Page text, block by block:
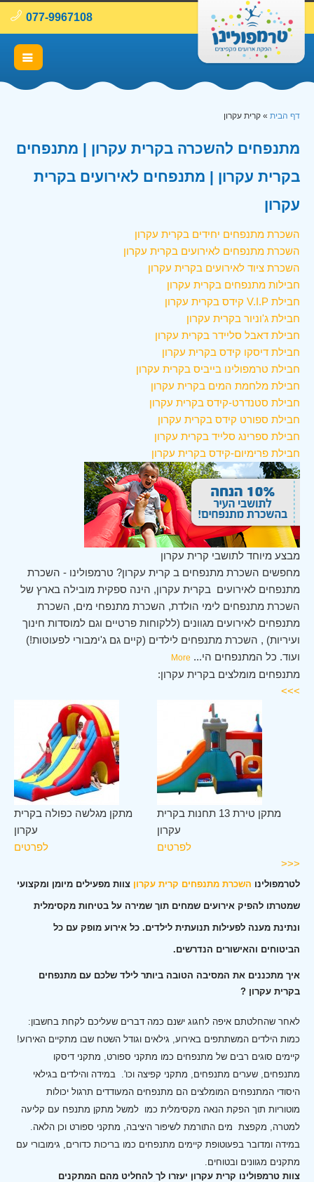
077-9967108
דף הבית » קרית עקרון
מתנפחים להשכרה בקרית עקרון | מתנפחים
בקרית עקרון | מתנפחים לאירועים בקרית
עקרון
השכרת מתנפחים יחידים בקרית עקרון
השכרת מתנפחים לאירועים בקרית עקרון
השכרת ציוד לאירועים בקרית עקרון
חבילות מתנפחים בקרית עקרון
חבילת V.I.P קידס בקרית עקרון
חבילת ג'וניור בקרית עקרון
חבילת דאבל סליידר בקרית עקרון
חבילת דיסקו קידס בקרית עקרון
חבילת טרמפולינו בייביס בקרית עקרון
חבילת מלחמת המים בקרית עקרון
חבילת סטנדרט-קידס בקרית עקרון
חבילת ספורט קידס בקרית עקרון
חבילת ספרינג סלייד בקרית עקרון
חבילת פרימיום-קידס בקרית עקרון
מבצע מיוחד לתושבי קרית עקרון
מחפשים השכרת מתנפחים ב קרית עקרון? טרמפולינו - השכרת
מתנפחים לאירועים בקרית עקרון, הינה ספקית מובילה בארץ של
השכרת מתנפחים לימי הולדת, השכרת מתנפחי מים, השכרת
מתנפחים לאירועים מגוונים (ללקוחות פרטיים וגם למוסדות חינוך
ועיריות) , השכרת מתנפחים לילדים (קיים גם ג'ימבורי לפעוטות!)
ועוד. כל המתנפחים הי...
More
מתנפחים מומלצים בקרית עקרון:
>>>
מתקן מגלשה כפולה בקרית
עקרון
לפרטים
מתקן טירת 13 תחנות בקרית
עקרון
לפרטים
<<<
לטרמפולינו השכרת מתנפחים קרית עקרון צוות מפעילים מיומן ומקצועי
שמטרתו להפיק אירועים שמחים תוך שמירה על בטיחות מקסימלית
ונתינת מענה לפעילות תנועתית לילדים. כל אירוע מופק עם כל
הביטוחים והאישורים הנדרשים.
איך מתכננים את המסיבה הטובה ביותר לילד שלכם עם מתנפחים
בקרית עקרון ?
לאחר שהחלטתם איפה לחגוג ישנם כמה דברים שעליכם לקחת בחשבון:
כמות הילדים המשתתפים באירוע, גילאים וגודל השטח שבו מתקיים האירוע!
קיימים סוגים רבים של מתנפחים כמו מתקני ספורט, מתקני דיסקו
מתנפחים, שערים מתנפחים, מתקני קפיצה וכו'. במידה והילדים בגילאי
היסודי המתנפחים המומלצים הם מתנפחים המעודדים תרגול יכולות
מוטוריות תוך הפקת הנאה מקסימלית כמו למשל מתקן מתנפח עם קליעה
למטרה, מקפצת מים התורמת לשיפור היציבה, מתקני ספורט וכן הלאה.
במידה ומדובר בפעוטופת קיימים מתנפחים כמו בריכות כדורים, גימובורי עם
מתקנים מגוונים ובטוחים.
צוות טרמפולינו קרית עקרון יעזרו לך להחליט מהם המתקנים